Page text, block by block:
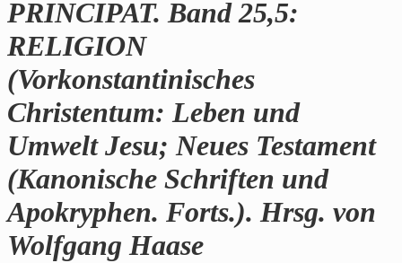
PRINCIPAT. Band 25,5:
RELIGION
(Vorkonstantinisches
Christentum: Leben und
Umwelt Jesu; Neues Testament
(Kanonische Schriften und
Apokryphen. Forts.). Hrsg. von
Wolfgang Haase